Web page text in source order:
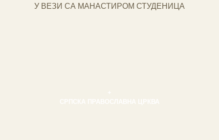
У ВЕЗИ СА МАНАСТИРОМ СТУДЕНИЦА